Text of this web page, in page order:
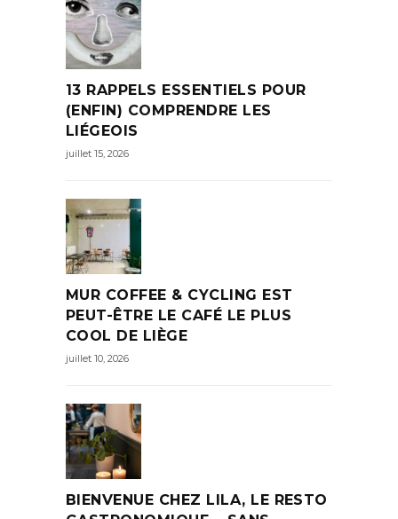
13 RAPPELS ESSENTIELS POUR
(ENFIN) COMPRENDRE LES
LIÉGEOIS
juillet 15, 2026
MUR COFFEE & CYCLING EST
PEUT-ÊTRE LE CAFÉ LE PLUS
COOL DE LIÈGE
juillet 10, 2026
BIENVENUE CHEZ LILA, LE RESTO